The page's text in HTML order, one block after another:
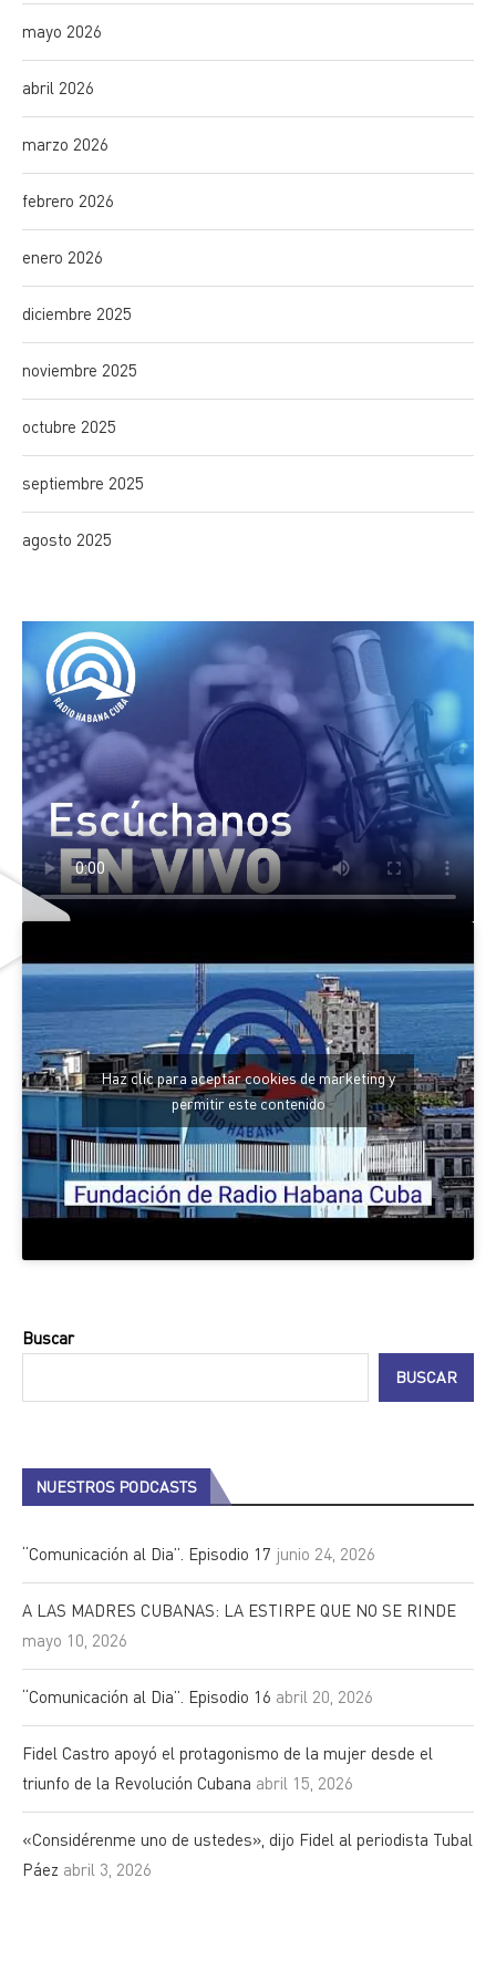
Buscar
BUSCAR
NUESTROS PODCASTS
“Comunicación al Dia”. Episodio 17 junio 24, 2026
A LAS MADRES CUBANAS: LA ESTIRPE QUE NO SE RINDE
mayo 10, 2026
“Comunicación al Dia”. Episodio 16 abril 20, 2026
Fidel Castro apoyó el protagonismo de la mujer desde el
triunfo de la Revolución Cubana abril 15, 2026
«Considérenme uno de ustedes», dijo Fidel al periodista Tubal
Páez abril 3, 2026
mayo 2026
abril 2026
marzo 2026
febrero 2026
enero 2026
diciembre 2025
noviembre 2025
octubre 2025
septiembre 2025
agosto 2025
Haz clic para aceptar cookies de marketing y
permitir este contenido